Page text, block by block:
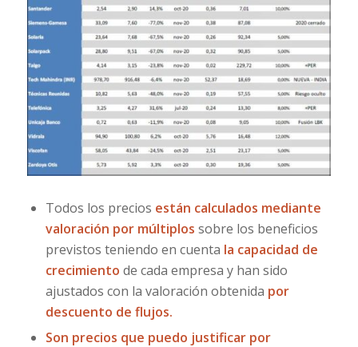
Todos los precios están calculados mediante
valoración por múltiplos sobre los beneficios
previstos teniendo en cuenta la capacidad de
crecimiento de cada empresa y han sido
ajustados con la valoración obtenida por
descuento de flujos.
Son precios que puedo justificar por